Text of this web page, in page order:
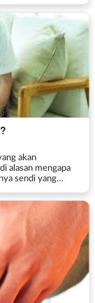
akan
alasan mengapa
sendi yang